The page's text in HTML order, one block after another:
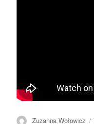
Autor
Zuzanna Wołowicz